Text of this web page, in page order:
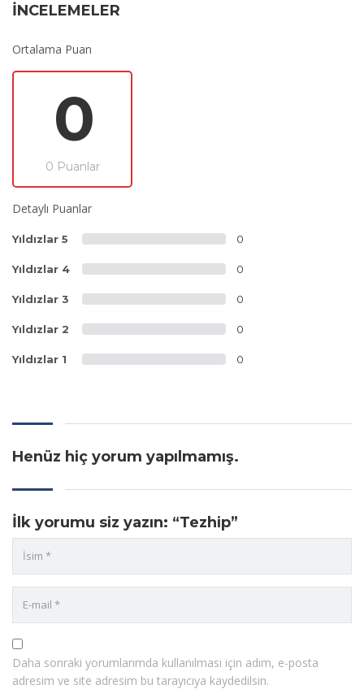
İNCELEMELER
Ortalama Puan
0
0 Puanlar
Detaylı Puanlar
Yıldızlar 5 0
Yıldızlar 4 0
Yıldızlar 3 0
Yıldızlar 2 0
Yıldızlar 1 0
Henüz hiç yorum yapılmamış.
İlk yorumu siz yazın: “Tezhip”
Daha sonraki yorumlarımda kullanılması için adım, e-posta
adresim ve site adresim bu tarayıcıya kaydedilsin.